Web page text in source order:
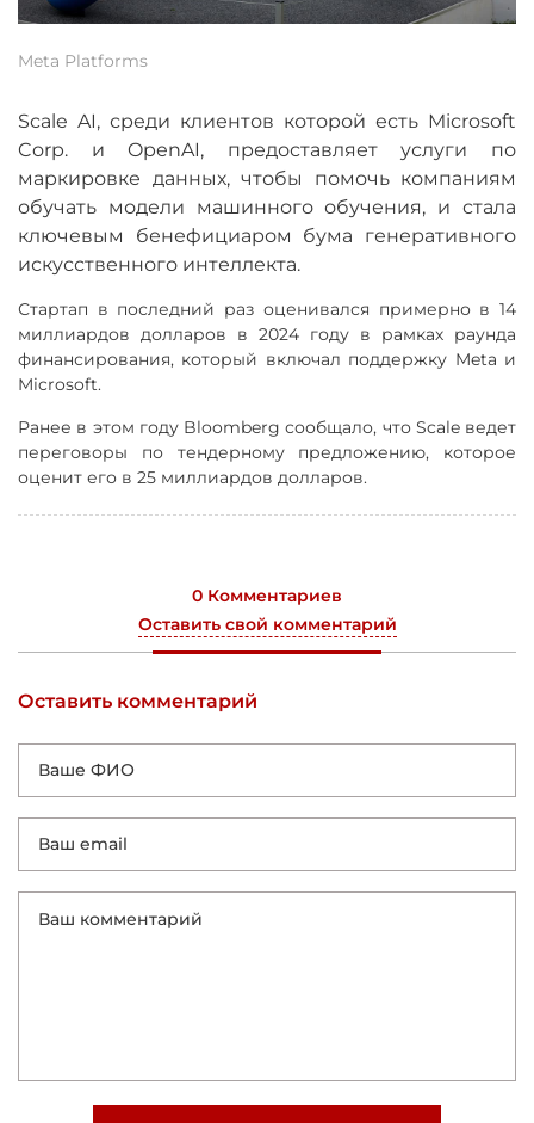
Meta Platforms
Scale AI, среди клиентов которой есть Microsoft
Corp. и OpenAI, предоставляет услуги по
маркировке данных, чтобы помочь компаниям
обучать модели машинного обучения, и стала
ключевым бенефициаром бума генеративного
искусственного интеллекта.
Стартап в последний раз оценивался примерно в 14
миллиардов долларов в 2024 году в рамках раунда
финансирования, который включал поддержку Meta и
Microsoft.
Ранее в этом году Bloomberg сообщало, что Scale ведет
переговоры по тендерному предложению, которое
оценит его в 25 миллиардов долларов.
0 Комментариев
Оставить свой комментарий
Оставить комментарий